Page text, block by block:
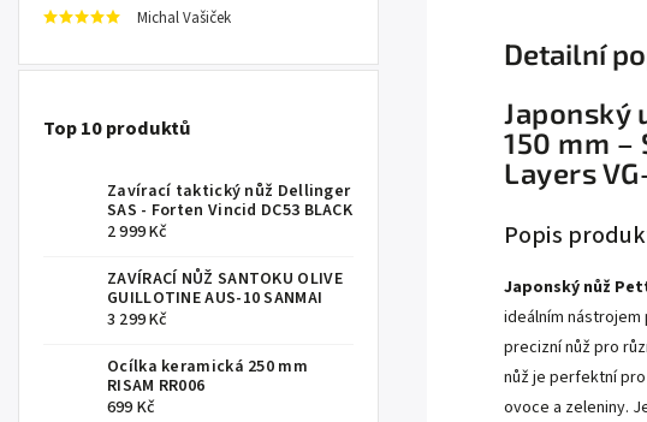
Michal Vašiček
Top 10 produktů
Zavírací taktický nůž Dellinger
SAS - Forten Vincid DC53 BLACK
2 999 Kč
ZAVÍRACÍ NŮŽ SANTOKU OLIVE
GUILLOTINE AUS-10 SANMAI
3 299 Kč
Ocílka keramická 250 mm
RISAM RR006
699 Kč
Detailní
Japonský
150 mm –
Layers
Popis
Japonský nůž
ideálním
precizní nůž pro
nůž je perfektní
ovoce a zeleniny.